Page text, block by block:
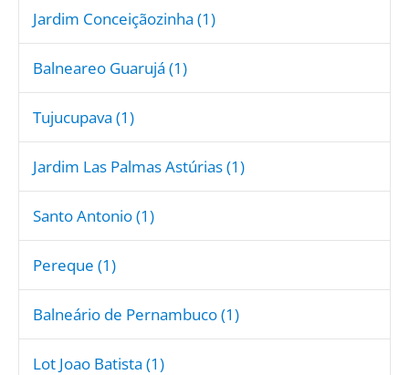
Jardim Conceiçãozinha (1)
Balneareo Guarujá (1)
Tujucupava (1)
Jardim Las Palmas Astúrias (1)
Santo Antonio (1)
Pereque (1)
Balneário de Pernambuco (1)
Lot Joao Batista (1)